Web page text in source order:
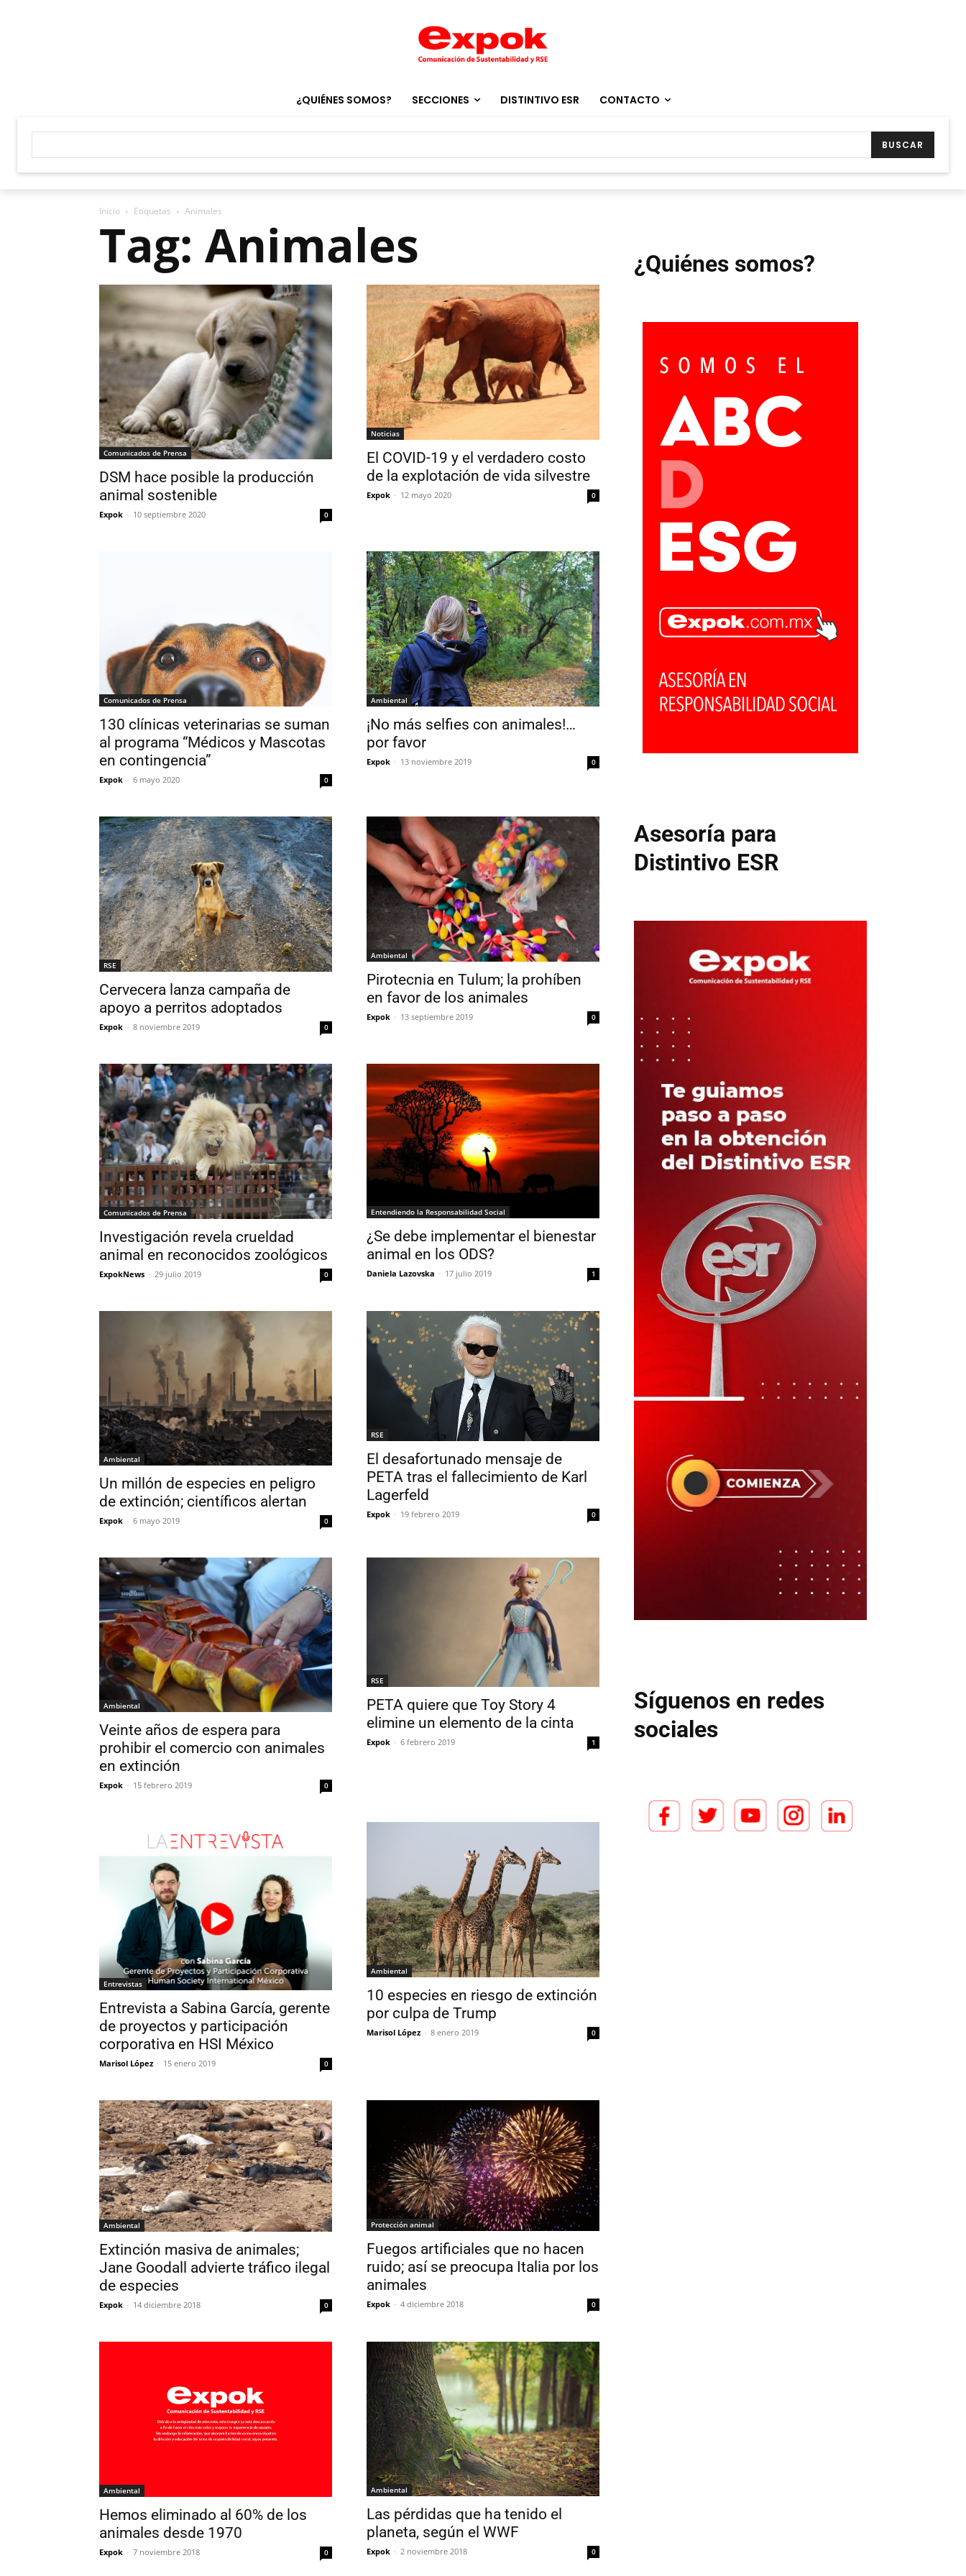
¿QUIÉNES SOMOS? SECCIONES DISTINTIVO ESR CONTACTO
BUSCAR
Inicio Etiquetas Animales
Tag: Animales
Comunicados de Prensa
DSM hace posible la producción
animal sostenible
Expok - 10 septiembre 2020 0
Noticias
El COVID-19 y el verdadero costo
de la explotación de vida silvestre
Expok - 12 mayo 2020 0
Comunicados de Prensa
130 clínicas veterinarias se suman
al programa “Médicos y Mascotas
en contingencia”
Expok - 6 mayo 2020 0
Ambiental
¡No más selfies con animales!…
por favor
Expok - 13 noviembre 2019 0
RSE
Cervecera lanza campaña de
apoyo a perritos adoptados
Expok - 8 noviembre 2019 0
Ambiental
Pirotecnia en Tulum; la prohíben
en favor de los animales
Expok - 13 septiembre 2019 0
Comunicados de Prensa
Investigación revela crueldad
animal en reconocidos zoológicos
ExpokNews - 29 julio 2019 0
Entendiendo la Responsabilidad Social
¿Se debe implementar el bienestar
animal en los ODS?
Daniela Lazovska - 17 julio 2019 1
Ambiental
Un millón de especies en peligro
de extinción; científicos alertan
Expok - 6 mayo 2019 0
RSE
El desafortunado mensaje de
PETA tras el fallecimiento de Karl
Lagerfeld
Expok - 19 febrero 2019 0
Ambiental
Veinte años de espera para
prohibir el comercio con animales
en extinción
Expok - 15 febrero 2019 0
RSE
PETA quiere que Toy Story 4
elimine un elemento de la cinta
Expok - 6 febrero 2019 1
Entrevistas
Entrevista a Sabina García, gerente
de proyectos y participación
corporativa en HSI México
Marisol López - 15 enero 2019 0
Ambiental
10 especies en riesgo de extinción
por culpa de Trump
Marisol López - 8 enero 2019 0
Ambiental
Extinción masiva de animales;
Jane Goodall advierte tráfico ilegal
de especies
Expok - 14 diciembre 2018 0
Protección animal
Fuegos artificiales que no hacen
ruido; así se preocupa Italia por los
animales
Expok - 4 diciembre 2018 0
Ambiental
Hemos eliminado al 60% de los
animales desde 1970
Expok - 7 noviembre 2018 0
Ambiental
Las pérdidas que ha tenido el
planeta, según el WWF
Expok - 2 noviembre 2018 0
¿Quiénes somos?
Asesoría para
Distintivo ESR
Síguenos en redes
sociales